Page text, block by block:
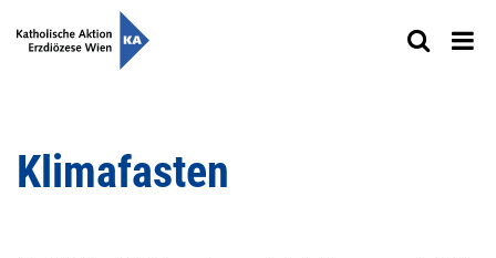
Klimafasten